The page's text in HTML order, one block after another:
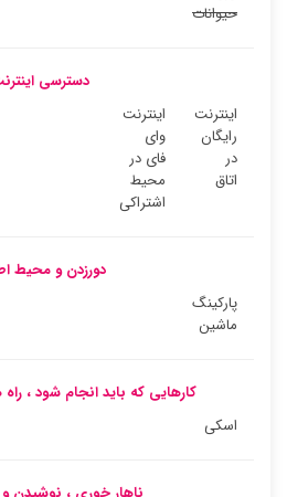
حیوانات
دسترسی
اینترنت
رایگان
در
اتاق
اینترنت
وای
فای در
محیط
اشتراکی
دورزدن و محیط
پارکینگ
ماشین
کارهایی که باید انجام شود ،
اسکی